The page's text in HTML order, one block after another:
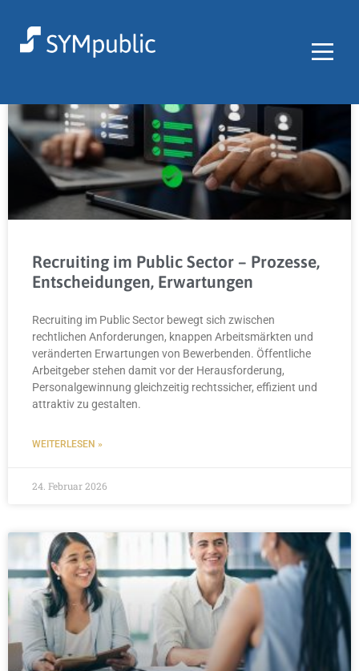
Recruiting im Public Sector – Prozesse,
Entscheidungen, Erwartungen
Recruiting im Public Sector bewegt sich zwischen
rechtlichen Anforderungen, knappen Arbeitsmärkten und
veränderten Erwartungen von Bewerbenden. Öffentliche
Arbeitgeber stehen damit vor der Herausforderung,
Personalgewinnung gleichzeitig rechtssicher, effizient und
attraktiv zu gestalten.
WEITERLESEN »
24. Februar 2026